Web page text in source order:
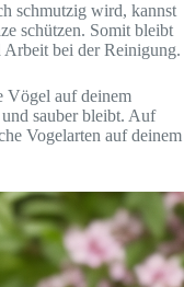
schmutzig wird, kannst
schützen. Somit bleibt
Arbeit bei der Reinigung.
Vögel auf deinem
sauber bleibt. Auf
Vogelarten auf deinem